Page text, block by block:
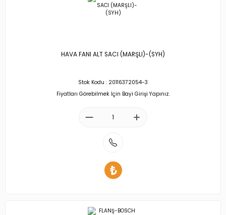
HAVA FANI ALT SACI (MARŞLI)-(SYH)
Stok Kodu : 20116372054-3
Fiyatları Görebilmek İçin Bayi Girişi Yapınız.